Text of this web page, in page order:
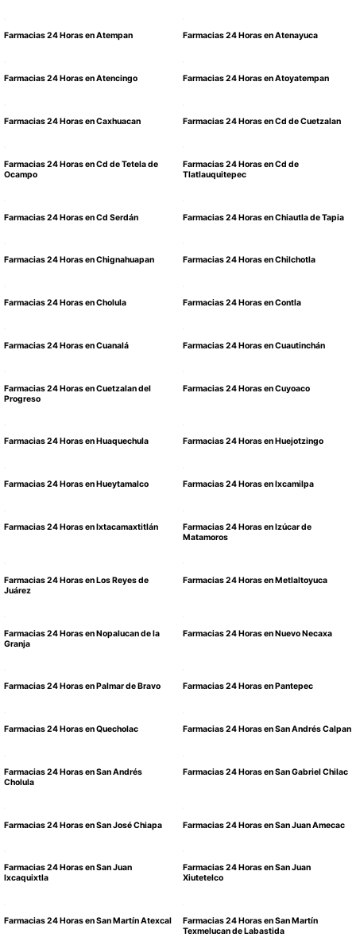
Farmacias 24 Horas en Atempan Farmacias 24 Horas en Atenayuca
Farmacias 24 Horas en Atencingo Farmacias 24 Horas en Atoyatempan
Farmacias 24 Horas en Caxhuacan Farmacias 24 Horas en Cd de Cuetzalan
Farmacias 24 Horas en Cd de Tetela de
Ocampo
Farmacias 24 Horas en Cd de
Tlatlauquitepec
Farmacias 24 Horas en Cd Serdán Farmacias 24 Horas en Chiautla de Tapia
Farmacias 24 Horas en Chignahuapan Farmacias 24 Horas en Chilchotla
Farmacias 24 Horas en Cholula Farmacias 24 Horas en Contla
Farmacias 24 Horas en Cuanalá Farmacias 24 Horas en Cuautinchán
Farmacias 24 Horas en Cuetzalan del
Progreso
Farmacias 24 Horas en Cuyoaco
Farmacias 24 Horas en Huaquechula Farmacias 24 Horas en Huejotzingo
Farmacias 24 Horas en Hueytamalco Farmacias 24 Horas en Ixcamilpa
Farmacias 24 Horas en Ixtacamaxtitlán
Farmacias 24 Horas en Izúcar de
Matamoros
Farmacias 24 Horas en Los Reyes de
Juárez
Farmacias 24 Horas en Metlaltoyuca
Farmacias 24 Horas en Nopalucan de la
Granja
Farmacias 24 Horas en Nuevo Necaxa
Farmacias 24 Horas en Palmar de Bravo Farmacias 24 Horas en Pantepec
Farmacias 24 Horas en Quecholac Farmacias 24 Horas en San Andrés Calpan
Farmacias 24 Horas en San Andrés
Cholula
Farmacias 24 Horas en San Gabriel Chilac
Farmacias 24 Horas en San José Chiapa Farmacias 24 Horas en San Juan Amecac
Farmacias 24 Horas en San Juan
Ixcaquixtla
Farmacias 24 Horas en San Juan
Xiutetelco
Farmacias 24 Horas en San Martín Atexcal
Farmacias 24 Horas en San Martín
Texmelucan de Labastida